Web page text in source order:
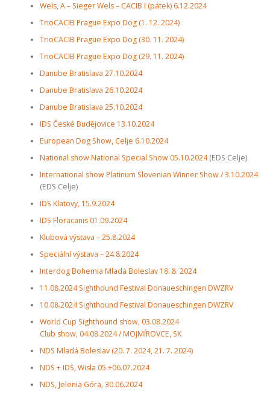
Wels, A – Sieger Wels – CACIB I (pátek) 6.12.2024
TrioCACIB Prague Expo Dog (1. 12. 2024)
TrioCACIB Prague Expo Dog (30. 11. 2024)
TrioCACIB Prague Expo Dog (29. 11. 2024)
Danube Bratislava 27.10.2024
Danube Bratislava 26.10.2024
Danube Bratislava 25.10.2024
IDS České Budějovice 13.10.2024
European Dog Show, Celje 6.10.2024
National show National Special Show 05.10.2024(EDS Celje)
International show Platinum Slovenian Winner Show / 3.10.2024
(EDS Celje)
IDS Klatovy, 15.9.2024
IDS Floracanis 01.09.2024
Klubová výstava – 25.8.2024
Speciální výstava – 24.8.2024
Interdog Bohemia Mladá Boleslav 18. 8. 2024
11.08.2024 Sighthound Festival Donaueschingen DWZRV
10.08.2024 Sighthound Festival Donaueschingen DWZRV
World Cup Sighthound show, 03.08.2024
Club show, 04.08.2024 / MOJMÍROVCE, SK
NDS Mladá Boleslav (20. 7. 2024, 21. 7. 2024)
NDS + IDS, Wisla 05.+06.07.2024
NDS, Jelenia Góra, 30.06.2024